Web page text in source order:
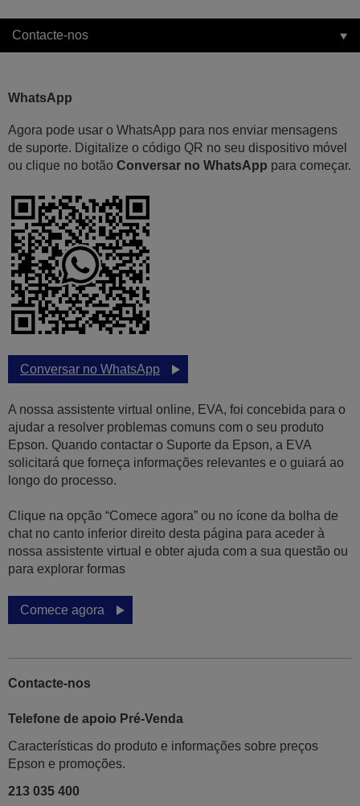
Contacte-nos
WhatsApp
Agora pode usar o WhatsApp para nos enviar mensagens
de suporte. Digitalize o código QR no seu dispositivo móvel
ou clique no botão Conversar no WhatsApp para começar.
Conversar no WhatsApp
A nossa assistente virtual online, EVA, foi concebida para o
ajudar a resolver problemas comuns com o seu produto
Epson. Quando contactar o Suporte da Epson, a EVA
solicitará que forneça informações relevantes e o guiará ao
longo do processo.
Clique na opção “Comece agora” ou no ícone da bolha de
chat no canto inferior direito desta página para aceder à
nossa assistente virtual e obter ajuda com a sua questão ou
para explorar formas
Comece agora
Contacte-nos
Telefone de apoio Pré-Venda
Características do produto e informações sobre preços
Epson e promoções.
213 035 400